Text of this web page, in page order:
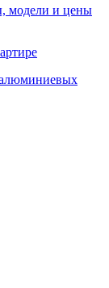
модели и цены